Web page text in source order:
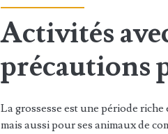
Activités
précautions
La grossesse est une période
mais aussi pour ses animaux de